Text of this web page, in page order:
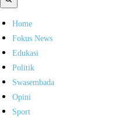
Home
Fokus News
Edukasi
Politik
Swasembada
Opini
Sport